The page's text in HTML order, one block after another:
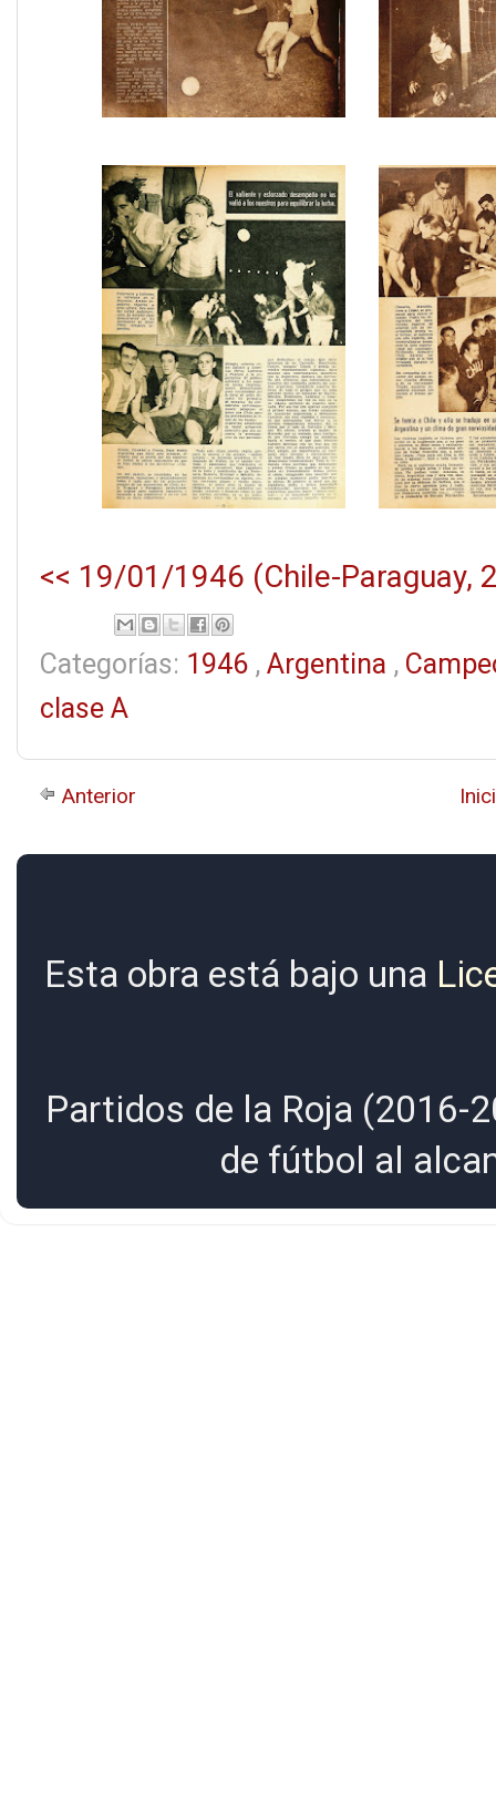
<< 19/01/1946 (Chile-Paraguay,
Categorías: 1946 , Argentina ,
clase A
Anterior
Esta obra está bajo una
Partidos de la Roja (2016-
de fútbol al